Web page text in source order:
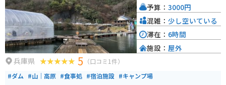
益で知られる例祭があり、多くの参拝者が訪れます。 場所としては、国の史
跡にも指定されている「篠山城跡」や伝統的な町並みが残る丹波篠山の中心
部から車で10分程度の距離に位置しています。 舞鶴若狭自動車道の丹南篠山
口から10分ほどです。銀杏の季節は近隣の農地を駐車場として開放してくれ
ています。行くまでの道は少しわかりにくいかもしれません。
兵庫県 5 （口コミ1件）
#ダム #山｜高原 #食事処 #宿泊施設 #キャンプ場
予算： 3000円
混雑： 少し空いている
滞在： 6時間
施設： 屋外